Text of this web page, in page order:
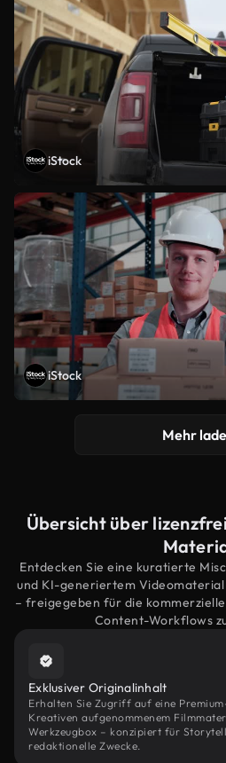
iStock
iStock
Mehr
Übersicht über
Entdecken Sie eine kuratierte
und KI-generiertem Videomaterial
– freigegeben für die
Content-Workflows
Exklusiver Originalinhalt
Erhalten Sie Zugriff auf eine
Kreativen aufgenommenem
Werkzeugbox – konzipiert für
redaktionelle Zwecke.